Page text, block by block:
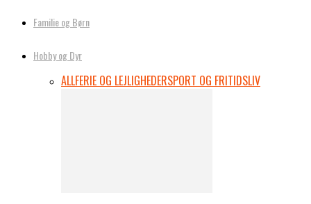
Familie og Børn
Hobby og Dyr
ALLFERIE OG LEJLIGHEDERSPORT OG FRITIDSLIV